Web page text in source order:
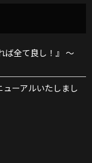
ば全て良し！』 ～
ーアルいたしまし